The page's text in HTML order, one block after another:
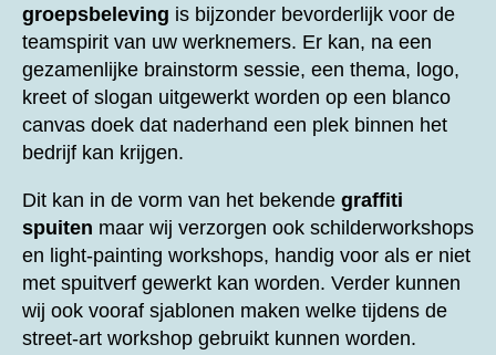
groepsbeleving is bijzonder bevorderlijk voor de
teamspirit van uw werknemers. Er kan, na een
gezamenlijke brainstorm sessie, een thema, logo,
kreet of slogan uitgewerkt worden op een blanco
canvas doek dat naderhand een plek binnen het
bedrijf kan krijgen.
Dit kan in de vorm van het bekende graffiti
spuiten maar wij verzorgen ook schilderworkshops
en light-painting workshops, handig voor als er niet
met spuitverf gewerkt kan worden. Verder kunnen
wij ook vooraf sjablonen maken welke tijdens de
street-art workshop gebruikt kunnen worden.